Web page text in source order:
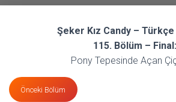
Şeker Kız Candy – Türkçe
115. Bölüm – Final:
Pony Tepesinde Açan
Önceki Bölüm